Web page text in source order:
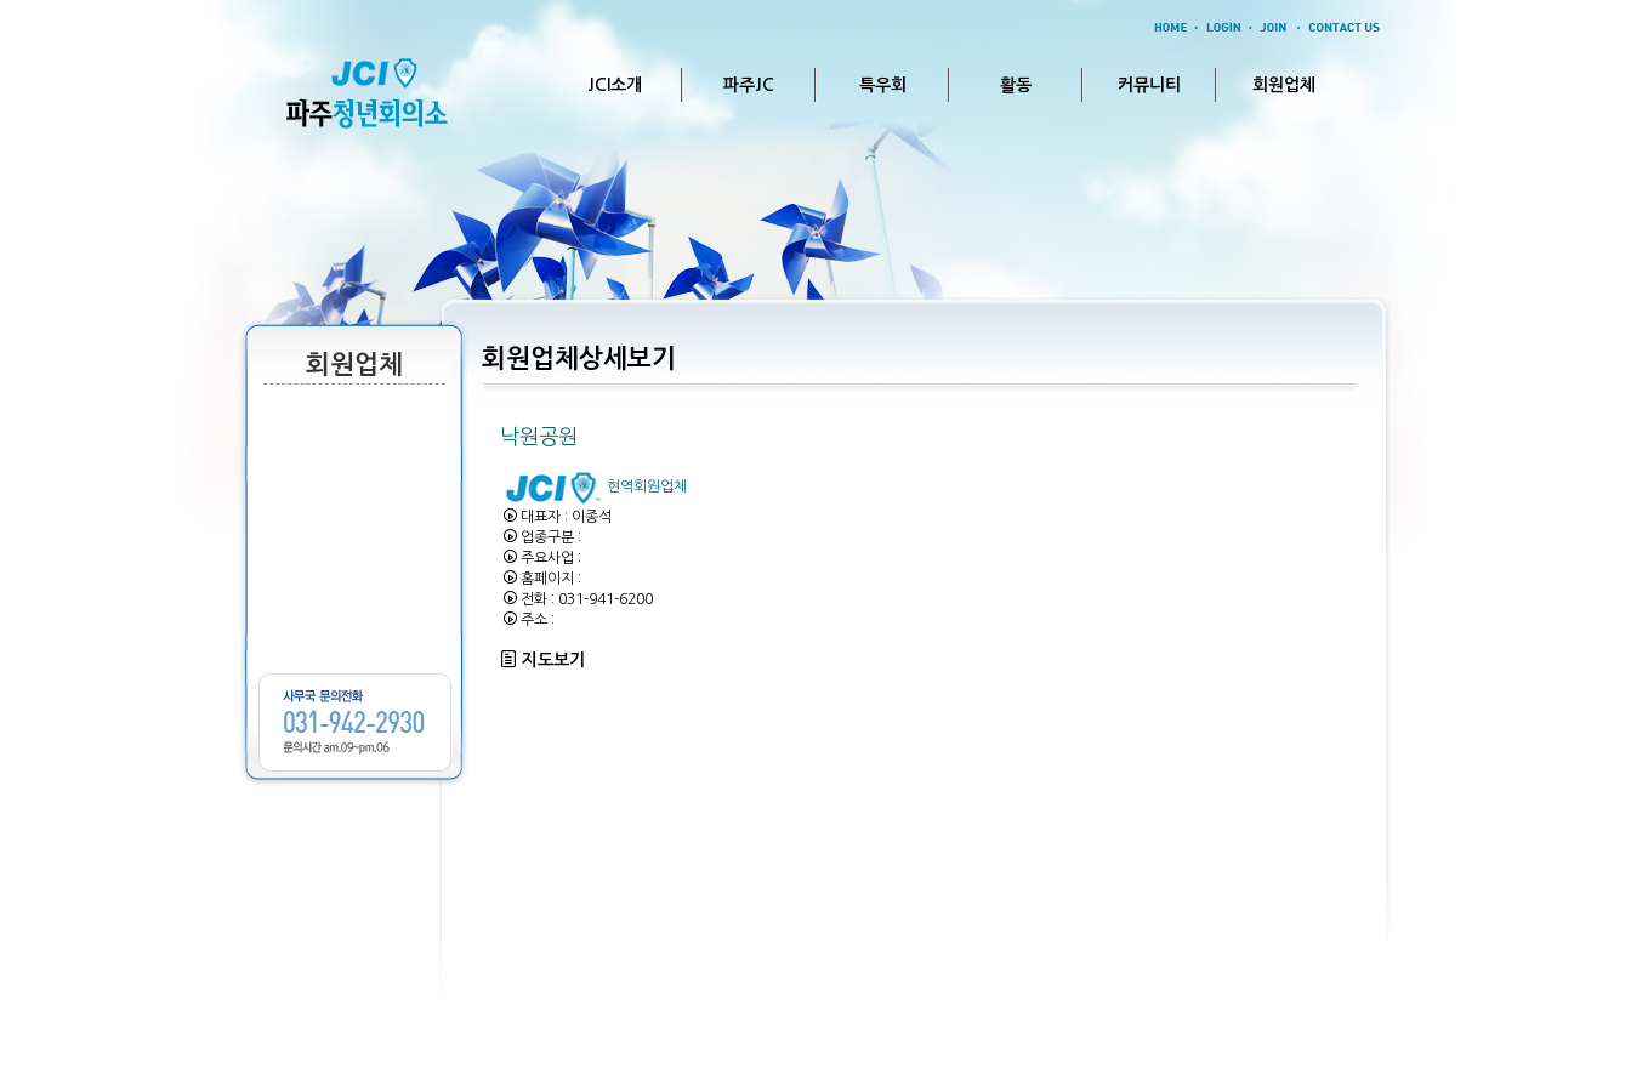
JCI소개 파주JC 특우회 활동 커뮤니티 회원업체
회원업체 회원업체상세보기
낙원공원
현역회원업체
대표자 : 이종석
업종구분 :
주요사업 :
홈페이지 :
전화 : 031-941-6200
주소 :
지도보기